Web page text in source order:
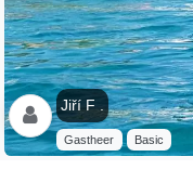
Jiří F .
Gastheer Basic